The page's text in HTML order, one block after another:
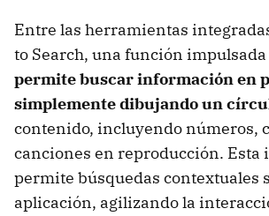
Entre las herramientas
to Search, una función impulsada
permite buscar información en
simplemente dibujando un
contenido, incluyendo números,
canciones en reproducción. Esta
permite búsquedas contextuales
aplicación, agilizando la